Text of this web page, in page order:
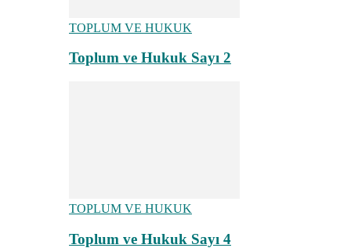
TOPLUM VE HUKUK
Toplum ve Hukuk Sayı 2
TOPLUM VE HUKUK
Toplum ve Hukuk Sayı 4